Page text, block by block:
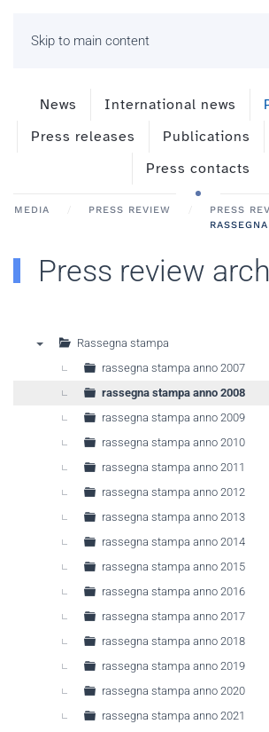
Skip to main content
News International news
Press releases
Publications
Press contacts
MEDIA PRESS REVIEW
PRESS
Press review
Rassegna stampa
rassegna stampa anno 2007
rassegna stampa anno 2008
rassegna stampa anno 2009
rassegna stampa anno 2010
rassegna stampa anno 2011
rassegna stampa anno 2012
rassegna stampa anno 2013
rassegna stampa anno 2014
rassegna stampa anno 2015
rassegna stampa anno 2016
rassegna stampa anno 2017
rassegna stampa anno 2018
rassegna stampa anno 2019
rassegna stampa anno 2020
rassegna stampa anno 2021